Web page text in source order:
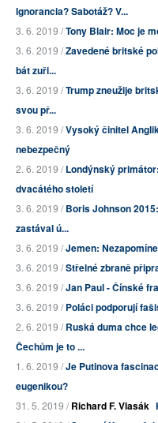
Ignorancia? Sabotáž? V...
3. 6. 2019 /Tony Blair: Moc je
3. 6. 2019 /Zavedené britské
bát zuři...
3. 6. 2019 /Trump zneužije
svou př...
3. 6. 2019 /Vysoký činitel
nebezpečný
2. 6. 2019 /Londýnský
dvacátého století
3. 6. 2019 /Boris Johnson
zastával ú...
3. 6. 2019 /Jemen:
3. 6. 2019 /Střelné zbraně
3. 6. 2019 /Jan Paul - Čínské
3. 6. 2019 /Poláci podporují
2. 6. 2019 /Ruská duma chce
Čechům je to ...
1. 6. 2019 /Je Putinova
eugenikou?
31. 5. 2019 /Richard F. Vlasák